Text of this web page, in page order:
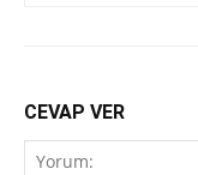
CEVAP VER